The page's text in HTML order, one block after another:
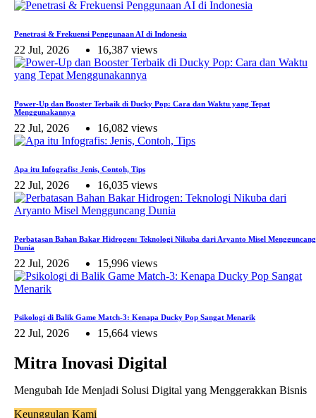
Penetrasi & Frekuensi Penggunaan AI di Indonesia
22 Jul, 2026 16,387 views
Power-Up dan Booster Terbaik di Ducky Pop: Cara dan Waktu yang Tepat
Menggunakannya
22 Jul, 2026 16,082 views
Apa itu Infografis: Jenis, Contoh, Tips
22 Jul, 2026 16,035 views
Perbatasan Bahan Bakar Hidrogen: Teknologi Nikuba dari Aryanto Misel Mengguncang
Dunia
22 Jul, 2026 15,996 views
Psikologi di Balik Game Match-3: Kenapa Ducky Pop Sangat Menarik
22 Jul, 2026 15,664 views
Mitra Inovasi Digital
Mengubah Ide Menjadi Solusi Digital yang Menggerakkan Bisnis
Keunggulan Kami